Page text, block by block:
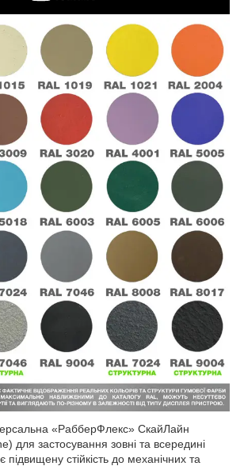
«РабберФлекс» СкайЛайн
для застосування зовні та всередині
стійкість до механічних та